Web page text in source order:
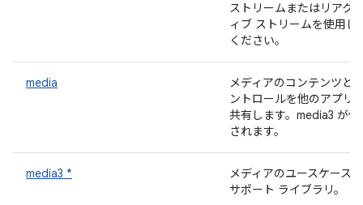
ストリームまたはリアク
ィブ ストリームを使用し
ください。
media
メディアのコンテンツと
ントロールを他のアプリ
共有します。media3 が優
されます。
media3 *
メディアのユースケースの
サポート ライブラリ。